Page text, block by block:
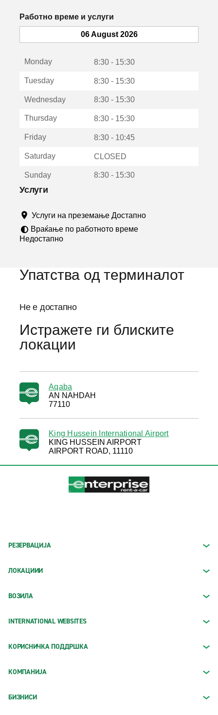
к
с
о
р
Работно време и услуги
06 August 2026
Monday 8:30 - 15:30
Tuesday 8:30 - 15:30
Wednesday 8:30 - 15:30
Thursday 8:30 - 15:30
Friday 8:30 - 10:45
Saturday CLOSED
Sunday 8:30 - 15:30
Услуги
Услуги на преземање Достапно
Враќање по работното време
Недостапно
Упатства од терминалот
Не е достапно
Истражете ги блиските
локации
Aqaba
AN NAHDAH
77110
King Hussein International Airport
KING HUSSEIN AIRPORT
AIRPORT ROAD, 11110
РЕЗЕРВАЦИЈА
ЛОКАЦИИИ
ВОЗИЛА
INTERNATIONAL WEBSITES
КОРИСНИЧКА ПОДДРШКА
КОМПАНИЈА
БИЗНИСИ